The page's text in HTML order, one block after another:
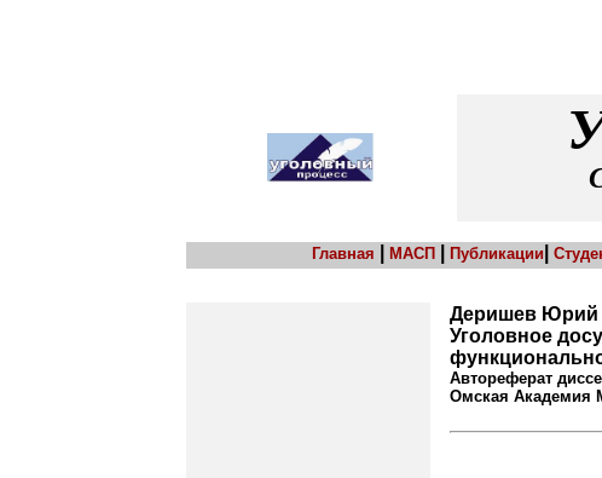
Главная МАСП| Публикации
Деришев Юрий
Уголовное
Автореферат
Омская Академия